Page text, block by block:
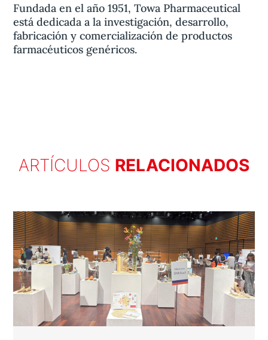
Fundada en el año 1951, Towa Pharmaceutical
está dedicada a la investigación, desarrollo,
fabricación y comercialización de productos
farmacéuticos genéricos.
ARTÍCULOS RELACIONADOS